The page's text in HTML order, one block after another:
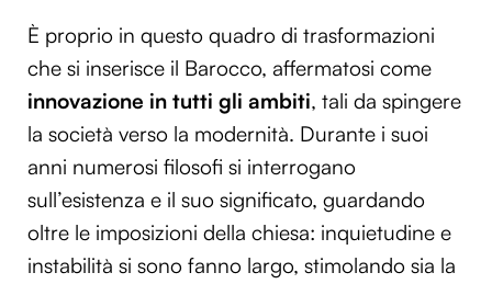
È proprio in questo quadro di trasformazioni
che si inserisce il Barocco, affermatosi come
innovazione in tutti gli ambiti, tali da spingere
la società verso la modernità. Durante i suoi
anni numerosi filosofi si interrogano
sull’esistenza e il suo significato, guardando
oltre le imposizioni della chiesa: inquietudine e
instabilità si sono fanno largo, stimolando sia la